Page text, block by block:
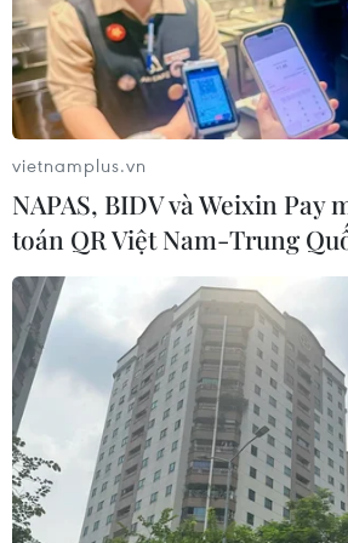
Khơi thông thể chế để doanh
Nhà nước dẫn dắt tăng trưởng
31/07/2026 12:35
CƠ QUAN CHỦ QUẢN: THÔNG TẤN XÃ VIỆT NAM
Tổng Biên tập: TRẦN TIẾN DUẨN
Phó Tổng Biên tập: NGUYỄN THỊ
THỦY
vietnamplus.vn
NAPAS, BIDV và Weixin Pay
toán QR Việt Nam-Trung